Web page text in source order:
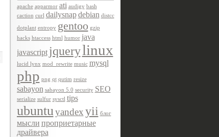
apache apparmor ati audigy bash
caction curl dailysnap debian distcc
dotplant entropy gentoo gzip
hacks htaccess html humor java
javascript jquerylinux
lucid lynx mod_rewrite music mysql
php png qt qutim resize
sabayon sabayon 5.0 security SEO
serialize sulfur sysctl tips
ubuntu yandexyii блог
мысли проприетарные
драйвера